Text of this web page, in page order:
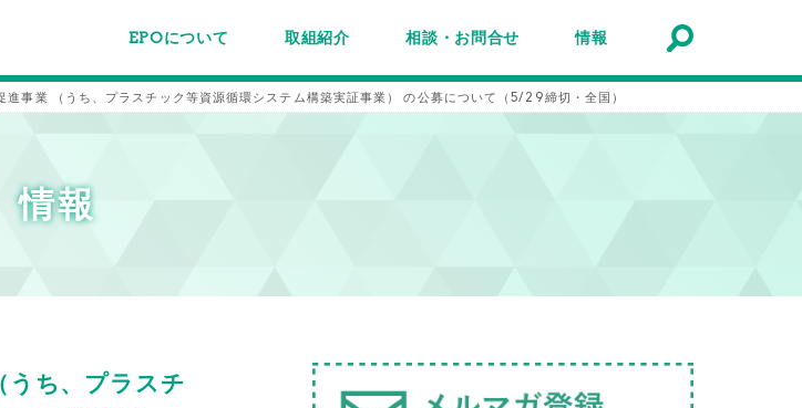
EPOについて
EPOちゅうごくについて
事業内容
スタッフ紹介
施設案内/利用案内
取組紹介
パートナーシップ紹介
主催事業報告
各種事例
メールマガジン
メルマガ登録
相談・お問合せ
アクセスマップ
Q&A
お問合せ
情報
情報検索
お知らせ
イベント・セミナー
トピック
公募
助成金・補助金
募集
事業 （うち、プラスチック等資源循環システム構築実証事業） の公募について（5/29締切・全国）
情報
うち、プラスチ